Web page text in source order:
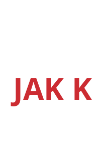
JAK